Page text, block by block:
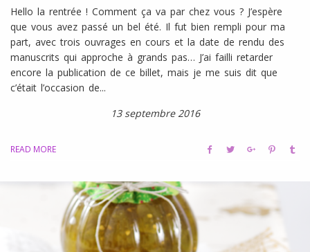
Hello la rentrée ! Comment ça va par chez vous ? J’espère
que vous avez passé un bel été. Il fut bien rempli pour ma
part, avec trois ouvrages en cours et la date de rendu des
manuscrits qui approche à grands pas… J’ai failli retarder
encore la publication de ce billet, mais je me suis dit que
c’était l’occasion de...
13 septembre 2016
READ MORE